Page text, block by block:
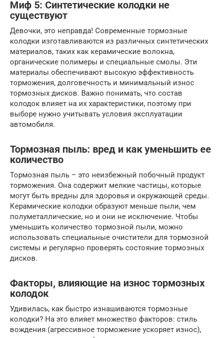
Миф 5: Синтетические колодки не
существуют
Девочки, это неправда! Современные тормозные
колодки изготавливаются из различных синтетических
материалов, таких как керамические волокна,
органические полимеры и специальные смолы. Эти
материалы обеспечивают высокую эффективность
торможения, долговечность и минимальный износ
тормозных дисков. Важно понимать, что состав
колодок влияет на их характеристики, поэтому при
выборе нужно учитывать условия эксплуатации
автомобиля.
Тормозная пыль: вред и как уменьшить ее
количество
Тормозная пыль – это неизбежный побочный продукт
торможения. Она содержит мелкие частицы, которые
могут быть вредны для здоровья и окружающей среды.
Керамические колодки образуют меньше пыли, чем
полуметаллические, но и они не исключение. Чтобы
уменьшить количество тормозной пыли, можно
использовать специальные очистители для тормозной
системы и регулярно проверять состояние тормозных
дисков.
Факторы, влияющие на износ тормозных
колодок
Удивилась, как быстро изнашиваются тормозные
колодки? На это влияет множество факторов: стиль
вождения (агрессивное торможение ускоряет износ),